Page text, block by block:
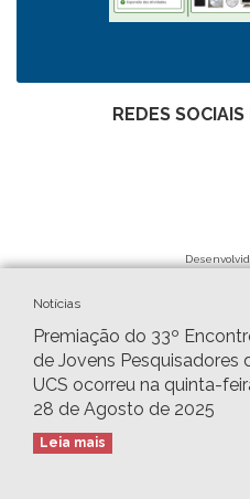
REDES
Notícias
Premiação do 33º
de Jovens Pesquisadores
UCS ocorreu na quinta-
28 de Agosto de 2025
Leia mais